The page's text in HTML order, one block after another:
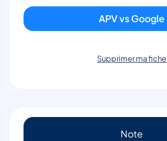
APV vs Google
Supprimer ma fiche
Note